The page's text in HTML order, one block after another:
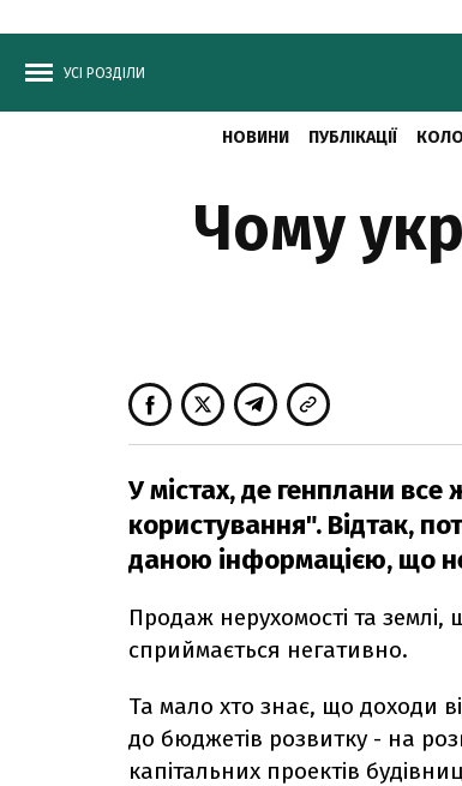
УСІ РОЗДІЛИ
НОВИНИ ПУБЛІКАЦІЇ
Чому
У містах, де генплани
користування". Відтак,
даною інформацією, що
Продаж нерухомості та землі,
сприймається негативно.
Та мало хто знає, що доходи
до бюджетів розвитку - на
капітальних проектів